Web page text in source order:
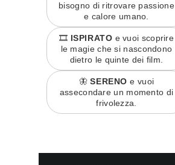
bisogno di ritrovare passione
e calore umano.
🎞️ ISPIRATO e vuoi scoprire
le magie che si nascondono
dietro le quinte dei film.
🦋SERENO e vuoi
assecondare un momento di
frivolezza.